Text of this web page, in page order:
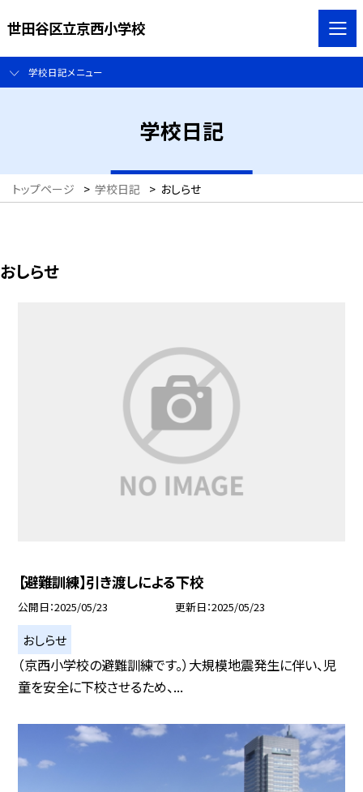
世田谷区立京西小学校
学校日記メニュー
学校日記
トップページ > 学校日記 > おしらせ
おしらせ
【避難訓練】引き渡しによる下校
公開日 2025/05/23 更新日 2025/05/23
おしらせ
（京西小学校の避難訓練です。）大規模地震発生に伴い、児
童を安全に下校させるため、...